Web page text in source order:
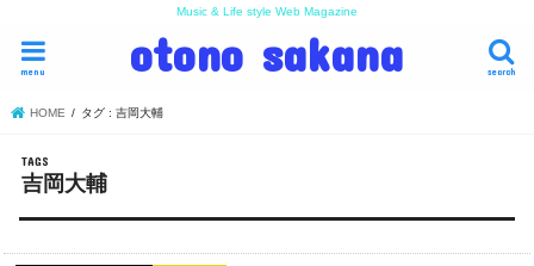
Music & Life style Web Magazine
otono sakana search
menu
HOME タグ : 吉岡大輔
吉岡大輔